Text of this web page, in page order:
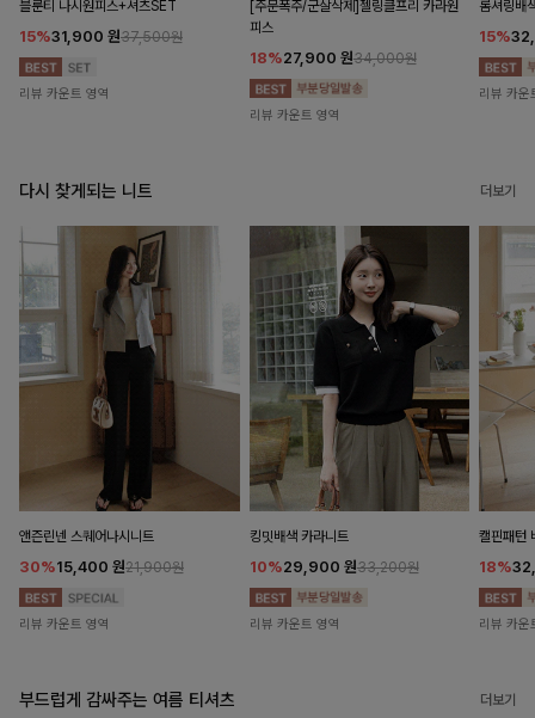
블룬티 나시원피스+셔츠SET
15%31,900 원37,500원
리뷰 카운트 영역
[주문폭주/군살삭제]젤링클프리 카라원
피스
18%27,900 원34,000원
리뷰 카운트 영역
롬셔링배
15%
리뷰 카운
다시 찾게되는 니트 더보기
앤즌린넨 스퀘어나시니트
30%15,400 원21,900원
리뷰 카운트 영역
킹밋배색 카라니트
10%29,900 원33,200원
리뷰 카운트 영역
캘핀패턴
18%
리뷰 카운
부드럽게 감싸주는 여름 티셔츠 더보기